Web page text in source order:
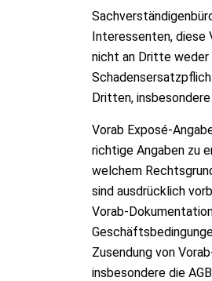
Interessenten, diese
nicht an Dritte weder
Dritten,
Vorab Exposé-
richtige Angaben zu
welchem
sind ausdrücklich
Vorab-
Zusendung von
insbesondere die